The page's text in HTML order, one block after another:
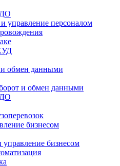
управление персоналом
обмен данными
и обмен данными
бизнесом
бизнесом